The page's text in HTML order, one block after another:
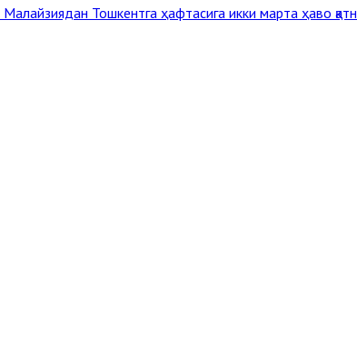
Малайзиядан Тошкентга ҳафтасига икки марта ҳаво